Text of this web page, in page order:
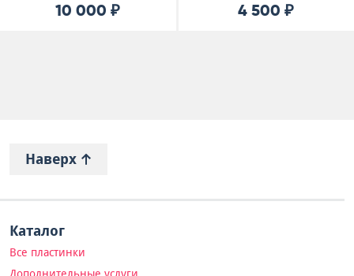
10 000 ₽ 4 500 ₽
Наверх
Каталог
Все пластинки